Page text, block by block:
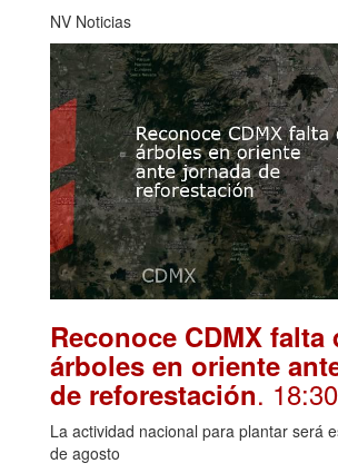
NV Noticias
Reconoce CDMX falta
árboles en oriente
de reforestación. 18:30
La actividad nacional para plantar será
de agosto